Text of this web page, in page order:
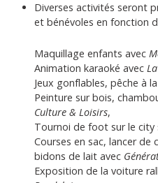
Diverses activités seront
et bénévoles en fonction
Maquillage enfants avec
Animation karaoké avec
Jeux gonflables, pêche à
Peinture sur bois,
Culture & Loisirs,
Tournoi de foot sur le city
Courses en sac, lancer de
bidons de lait avec
Exposition de la voiture